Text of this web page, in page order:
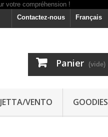
Français
Contactez-nous
Panier (vide)
JETTA/VENTO GOODIES